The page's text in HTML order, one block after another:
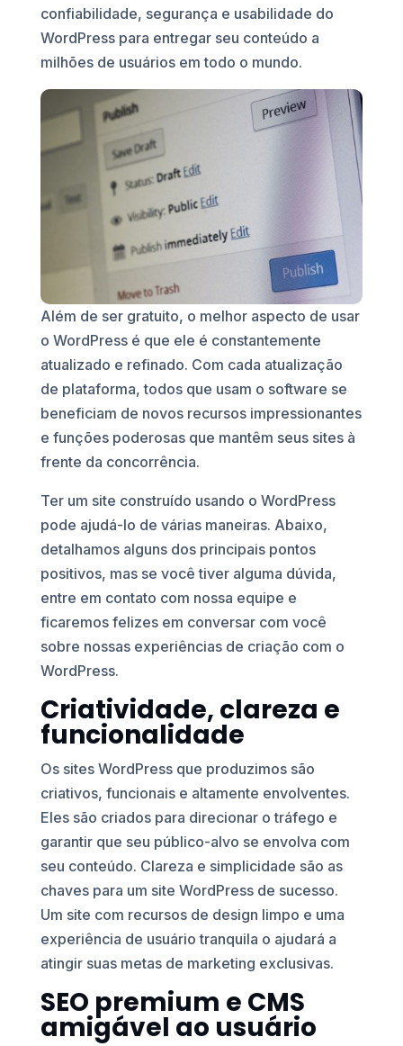
confiabilidade, segurança e usabilidade do
WordPress para entregar seu conteúdo a
milhões de usuários em todo o mundo.
Além de ser gratuito, o melhor aspecto de usar
o WordPress é que ele é constantemente
atualizado e refinado. Com cada atualização
de plataforma, todos que usam o software se
beneficiam de novos recursos impressionantes
e funções poderosas que mantêm seus sites à
frente da concorrência.
Ter um site construído usando o WordPress
pode ajudá-lo de várias maneiras. Abaixo,
detalhamos alguns dos principais pontos
positivos, mas se você tiver alguma dúvida,
entre em contato com nossa equipe e
ficaremos felizes em conversar com você
sobre nossas experiências de criação com o
WordPress.
Criatividade, clareza e
funcionalidade
Os sites WordPress que produzimos são
criativos, funcionais e altamente envolventes.
Eles são criados para direcionar o tráfego e
garantir que seu público-alvo se envolva com
seu conteúdo. Clareza e simplicidade são as
chaves para um site WordPress de sucesso.
Um site com recursos de design limpo e uma
experiência de usuário tranquila o ajudará a
atingir suas metas de marketing exclusivas.
SEO premium e CMS
amigável ao usuário